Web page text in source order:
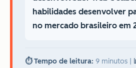
habilidades desenvolver
no mercado brasileiro em
⏱️ Tempo de leitura: 9 minutos